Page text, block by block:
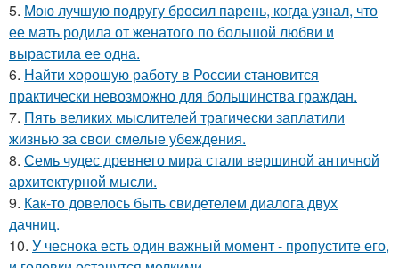
5. Мою лучшую подругу бросил парень, когда узнал, что
ее мать родила от женатого по большой любви и
вырастила ее одна.
6. Найти хорошую работу в России становится
практически невозможно для большинства граждан.
7. Пять великих мыслителей трагически заплатили
жизнью за свои смелые убеждения.
8. Семь чудес древнего мира стали вершиной античной
архитектурной мысли.
9. Как-то довелось быть свидетелем диалога двух
дачниц.
10. У чеснока есть один важный момент - пропустите его,